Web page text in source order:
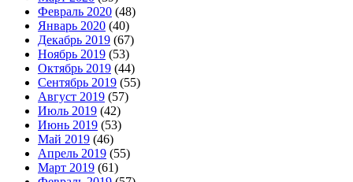
Февраль 2020 (48)
Январь 2020 (40)
Декабрь 2019 (67)
Ноябрь 2019 (53)
Октябрь 2019 (44)
Сентябрь 2019 (55)
Август 2019 (57)
Июль 2019 (42)
Июнь 2019 (53)
Май 2019 (46)
Апрель 2019 (55)
Март 2019 (61)